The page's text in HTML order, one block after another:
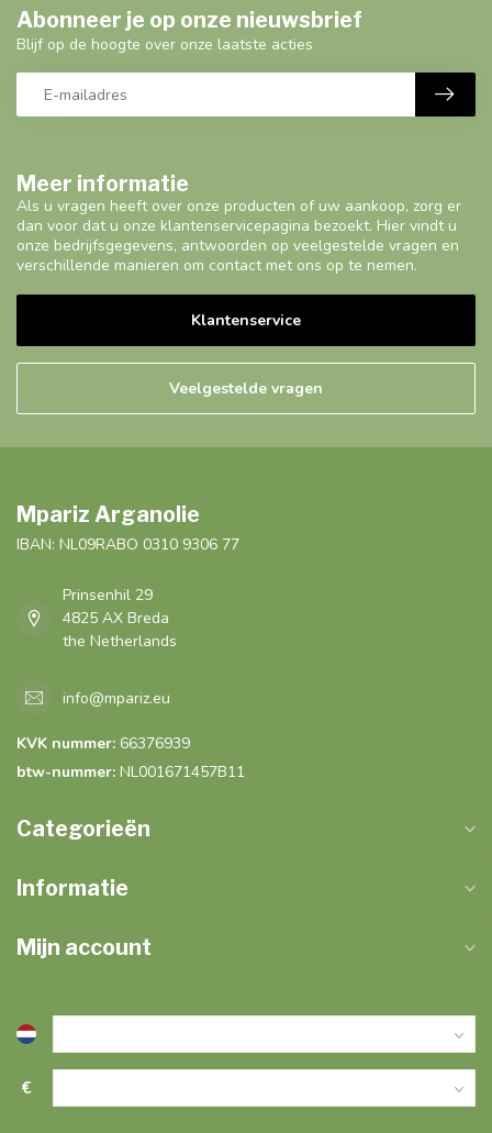
Meer informatie
Als u vragen heeft over onze producten of uw aankoop, zorg er
dan voor dat u onze klantenservicepagina bezoekt. Hier vindt u
onze bedrijfsgegevens, antwoorden op veelgestelde vragen en
verschillende manieren om contact met ons op te nemen.
Klantenservice
Veelgestelde vragen
Abonneer je op onze nieuwsbrief
Blijf op de hoogte over onze laatste acties
Mpariz Arganolie
IBAN: NL09RABO 0310 9306 77
Prinsenhil 29
4825 AX Breda
the Netherlands
info@mpariz.eu
KVK nummer: 66376939
btw-nummer: NL001671457B11
Categorieën
Informatie
Mijn account
€